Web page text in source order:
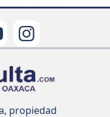
propiedad